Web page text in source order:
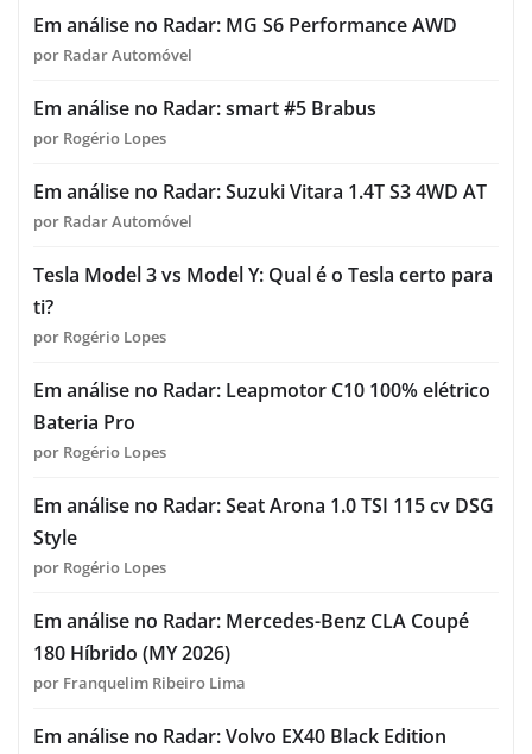
Em análise no Radar: MG S6 Performance AWD
por Radar Automóvel
Em análise no Radar: smart #5 Brabus
por Rogério Lopes
Em análise no Radar: Suzuki Vitara 1.4T S3 4WD AT
por Radar Automóvel
Tesla Model 3 vs Model Y: Qual é o Tesla certo para
ti?
por Rogério Lopes
Em análise no Radar: Leapmotor C10 100% elétrico
Bateria Pro
por Rogério Lopes
Em análise no Radar: Seat Arona 1.0 TSI 115 cv DSG
Style
por Rogério Lopes
Em análise no Radar: Mercedes-Benz CLA Coupé
180 Híbrido (MY 2026)
por Franquelim Ribeiro Lima
Em análise no Radar: Volvo EX40 Black Edition